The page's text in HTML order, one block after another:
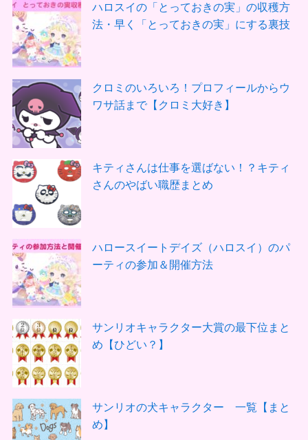
ハロスイの「とっておきの実」の収穫方
法・早く「とっておきの実」にする裏技
クロミのいろいろ！プロフィールからウ
ワサ話まで【クロミ大好き】
キティさんは仕事を選ばない！？キティ
さんのやばい職歴まとめ
ハロースイートデイズ（ハロスイ）のパ
ーティの参加＆開催方法
サンリオキャラクター大賞の最下位まと
め【ひどい？】
サンリオの犬キャラクター 一覧【まと
め】